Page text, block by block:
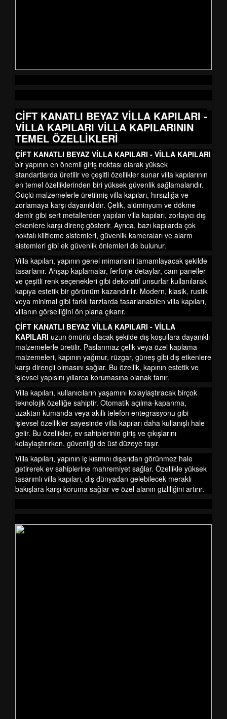
ÇİFT KANATLI BEYAZ VİLLA KAPILARI -
VİLLA KAPILARI VİLLA KAPILARININ
TEMEL ÖZELLİKLERİ
ÇİFT KANATLI BEYAZ VİLLA KAPILARI - VİLLA KAPILARI
bir yapının en önemli giriş noktası olarak yüksek
standartlarda üretilir ve çeşitli özellikler sunar villa kapılarının
en temel özelliklerinden biri yüksek güvenlik sağlamalarıdır.
Güçlü malzemelerle üretilmiş villa kapıları, hırsızlığa ve
zorlamaya karşı dayanıklıdır. Çelik, alüminyum ve dökme
demir gibi sert metallerden yapılan villa kapıları, zorlayıcı dış
etkenlere karşı direnç gösterir. Ayrıca, bazı kapılarda çok
noktalı kilitleme sistemleri, güvenlik kameraları ve alarm
sistemleri gibi ek güvenlik önlemleri de bulunur.
Villa kapıları, yapının genel mimarisini tamamlayacak şekilde
tasarlanır. Ahşap kaplamalar, ferforje detaylar, cam paneller
ve çeşitli renk seçenekleri gibi dekoratif unsurlar kullanılarak
kapıya estetik bir görünüm kazandırılır. Modern, klasik, rustik
veya minimal gibi farklı tarzlarda tasarlanabilen villa kapıları,
villanın görselliğini ön plana çıkarır.
ÇİFT KANATLI BEYAZ VİLLA KAPILARI - VİLLA
KAPILARI uzun ömürlü olacak şekilde dış koşullara dayanıklı
malzemelerle üretilir. Paslanmaz çelik veya özel kaplama
malzemeleri, kapının yağmur, rüzgar, güneş gibi dış etkenlere
karşı dirençli olmasını sağlar. Bu özellik, kapının estetik ve
işlevsel yapısını yıllarca korumasına olanak tanır.
Villa kapıları, kullanıcıların yaşamını kolaylaştıracak birçok
teknolojik özelliğe sahiptir. Otomatik açılma-kapanma,
uzaktan kumanda veya akıllı telefon entegrasyonu gibi
işlevsel özellikler sayesinde villa kapıları daha kullanışlı hale
gelir. Bu özellikler, ev sahiplerinin giriş ve çıkışlarını
kolaylaştırırken, güvenliği de üst düzeye taşır.
Villa kapıları, yapının iç kısmını dışarıdan görünmez hale
getirerek ev sahiplerine mahremiyet sağlar. Özellikle yüksek
tasarımlı villa kapıları, dış dünyadan gelebilecek meraklı
bakışlara karşı koruma sağlar ve özel alanın gizliliğini artırır.